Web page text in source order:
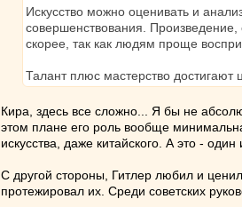
Искусство можно оценивать и
совершенствования.
скорее, так как людям проще
Талант плюс мастерство достигают
Кира, здесь все сложно... Я бы не
этом плане его роль вообще
искусства, даже китайского. А это -
С другой стороны, Гитлер любил и
протежировал их. Среди советских